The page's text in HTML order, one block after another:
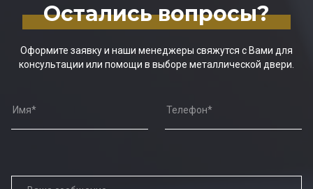
Остались вопросы?
Оформите заявку и наши менеджеры свяжутся с Вами для
консультации или помощи в выборе металлической двери.